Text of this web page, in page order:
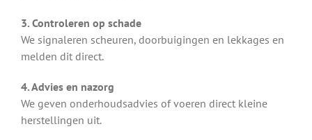
3. Controleren op schade
We signaleren scheuren, doorbuigingen en lekkages en
melden dit direct.
4. Advies en nazorg
We geven onderhoudsadvies of voeren direct kleine
herstellingen uit.